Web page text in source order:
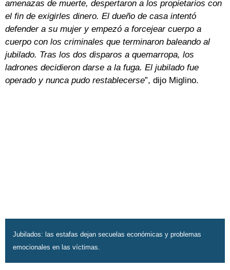
amenazas de muerte, despertaron a los propietarios con
el fin de exigirles dinero. El dueño de casa intentó
defender a su mujer y empezó a forcejear cuerpo a
cuerpo con los criminales que terminaron baleando al
jubilado. Tras los dos disparos a quemarropa, los
ladrones decidieron darse a la fuga. El jubilado fue
operado y nunca pudo restablecerse”, dijo Miglino.
Jubilados: las estafas dejan secuelas económicas y problemas
emocionales en las víctimas.